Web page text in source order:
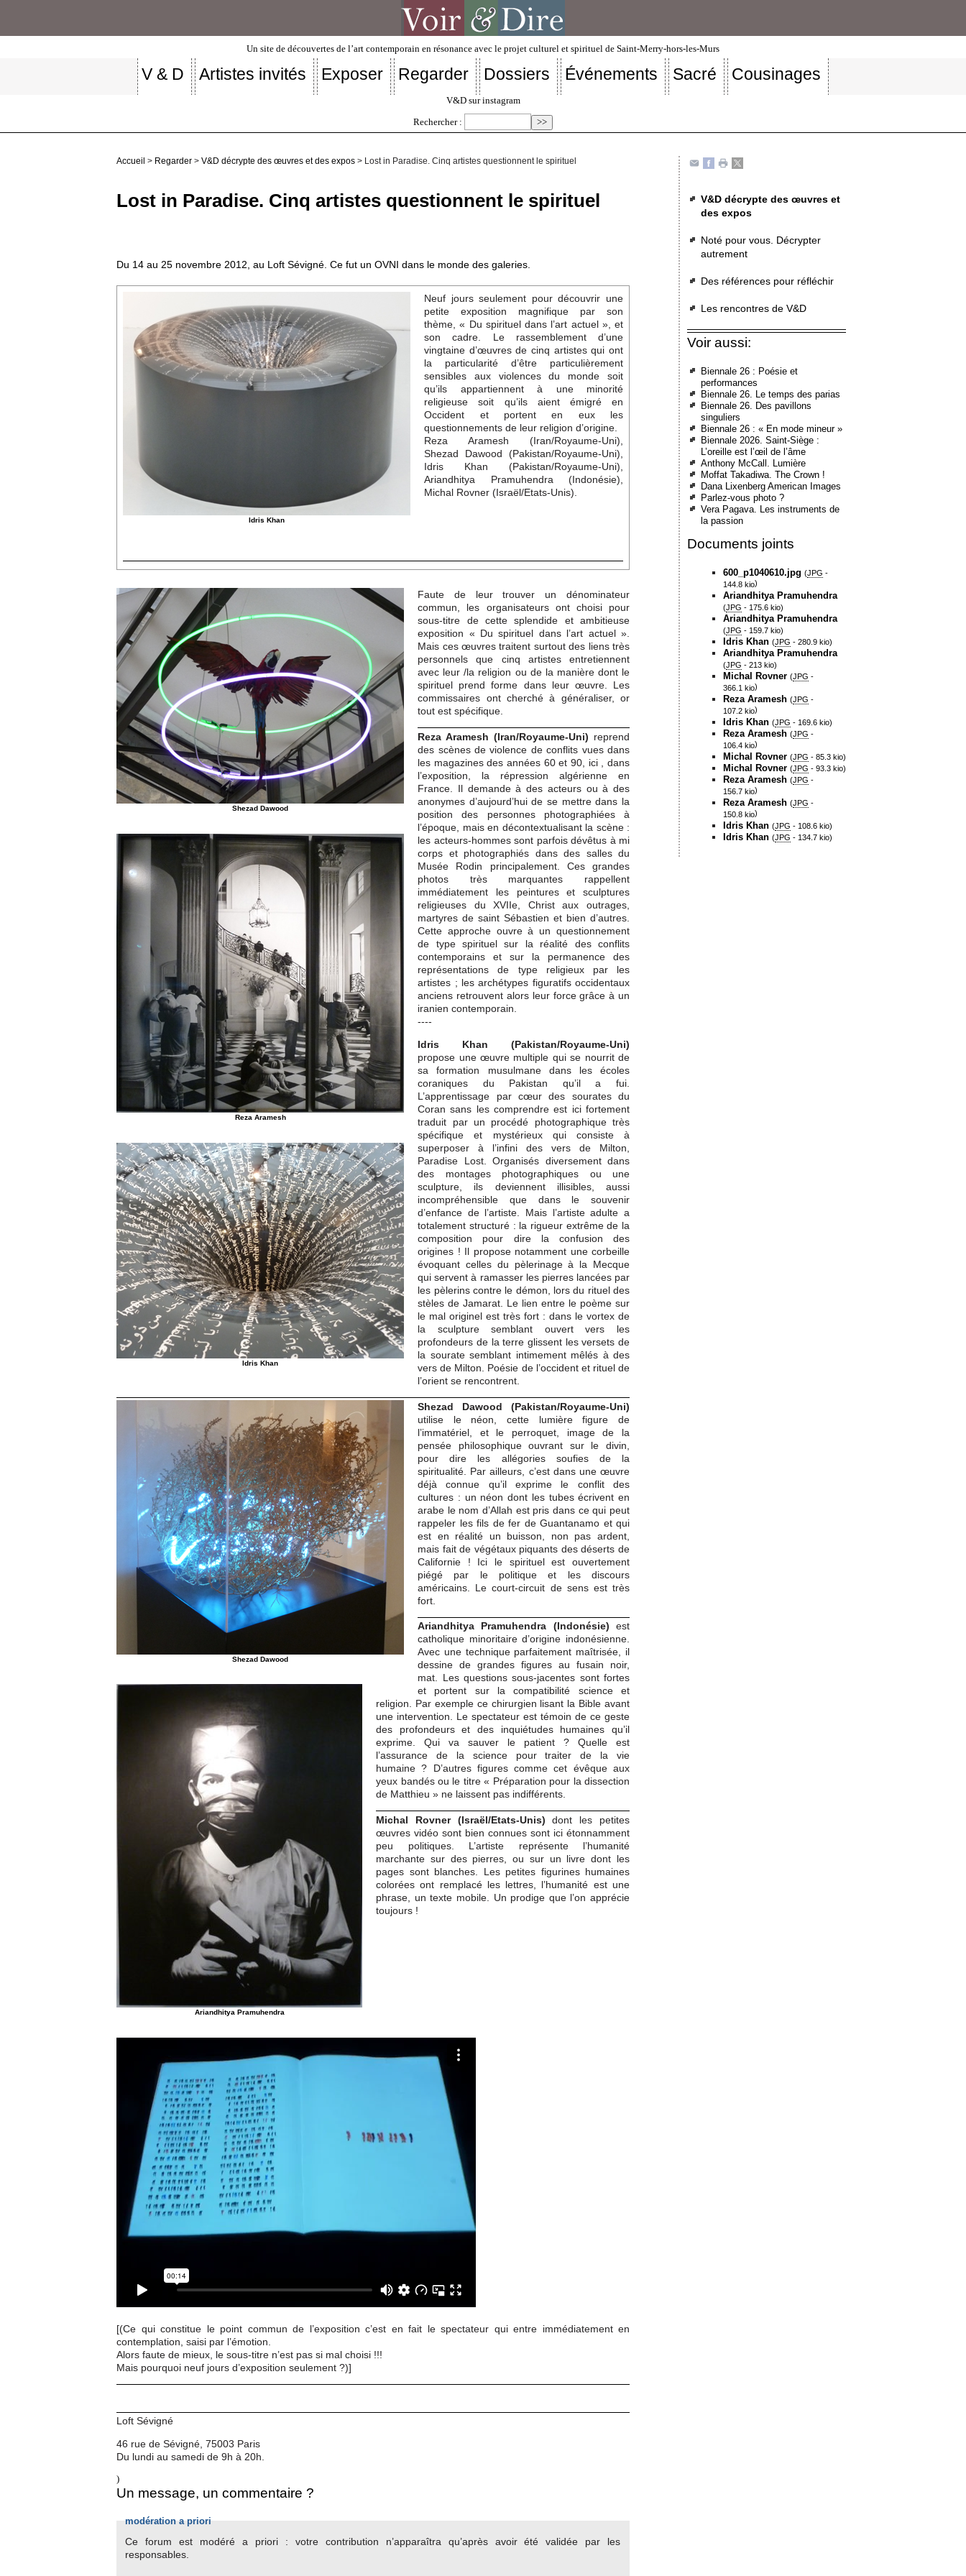
Un site de découvertes de l’art contemporain en résonance avec le projet culturel et spirituel de Saint-Merry-hors-les-Murs
V & D Artistes invités Exposer Regarder Dossiers Événements Sacré Cousinages
V&D sur instagram
Rechercher :
Accueil > Regarder > V&D décrypte des œuvres et des expos > Lost in Paradise. Cinq artistes questionnent le spirituel
Lost in Paradise. Cinq artistes questionnent le spirituel
Du 14 au 25 novembre 2012, au Loft Sévigné. Ce fut un OVNI dans le monde des galeries.
Idris Khan
Neuf jours seulement pour découvrir une
petite exposition magnifique par son
thème, « Du spirituel dans l’art actuel », et
son cadre. Le rassemblement d’une
vingtaine d’œuvres de cinq artistes qui ont
la particularité d’être particulièrement
sensibles aux violences du monde soit
qu’ils appartiennent à une minorité
religieuse soit qu’ils aient émigré en
Occident et portent en eux les
questionnements de leur religion d’origine.
Reza Aramesh (Iran/Royaume-Uni),
Shezad Dawood (Pakistan/Royaume-Uni),
Idris Khan (Pakistan/Royaume-Uni),
Ariandhitya Pramuhendra (Indonésie),
Michal Rovner (Israël/Etats-Unis).
Shezad Dawood
Faute de leur trouver un dénominateur
commun, les organisateurs ont choisi pour
sous-titre de cette splendide et ambitieuse
exposition « Du spirituel dans l’art actuel ».
Mais ces œuvres traitent surtout des liens très
personnels que cinq artistes entretiennent
avec leur /la religion ou de la manière dont le
spirituel prend forme dans leur œuvre. Les
commissaires ont cherché à généraliser, or
tout est spécifique.
Reza Aramesh
Reza Aramesh (Iran/Royaume-Uni) reprend
des scènes de violence de conflits vues dans
les magazines des années 60 et 90, ici , dans
l’exposition, la répression algérienne en
France. Il demande à des acteurs ou à des
anonymes d’aujourd’hui de se mettre dans la
position des personnes photographiées à
l’époque, mais en décontextualisant la scène :
les acteurs-hommes sont parfois dévêtus à mi
corps et photographiés dans des salles du
Musée Rodin principalement. Ces grandes
photos très marquantes rappellent
immédiatement les peintures et sculptures
religieuses du XVIIe, Christ aux outrages,
martyres de saint Sébastien et bien d’autres.
Cette approche ouvre à un questionnement
de type spirituel sur la réalité des conflits
contemporains et sur la permanence des
représentations de type religieux par les
artistes ; les archétypes figuratifs occidentaux
anciens retrouvent alors leur force grâce à un
iranien contemporain.
----
Idris Khan
Idris Khan (Pakistan/Royaume-Uni)
propose une œuvre multiple qui se nourrit de
sa formation musulmane dans les écoles
coraniques du Pakistan qu’il a fui.
L’apprentissage par cœur des sourates du
Coran sans les comprendre est ici fortement
traduit par un procédé photographique très
spécifique et mystérieux qui consiste à
superposer à l’infini des vers de Milton,
Paradise Lost. Organisés diversement dans
des montages photographiques ou une
sculpture, ils deviennent illisibles, aussi
incompréhensible que dans le souvenir
d’enfance de l’artiste. Mais l’artiste adulte a
totalement structuré : la rigueur extrême de la
composition pour dire la confusion des
origines ! Il propose notamment une corbeille
évoquant celles du pèlerinage à la Mecque
qui servent à ramasser les pierres lancées par
les pèlerins contre le démon, lors du rituel des
stèles de Jamarat. Le lien entre le poème sur
le mal originel est très fort : dans le vortex de
la sculpture semblant ouvert vers les
profondeurs de la terre glissent les versets de
la sourate semblant intimement mêlés à des
vers de Milton. Poésie de l’occident et rituel de
l’orient se rencontrent.
Shezad Dawood
Shezad Dawood (Pakistan/Royaume-Uni)
utilise le néon, cette lumière figure de
l’immatériel, et le perroquet, image de la
pensée philosophique ouvrant sur le divin,
pour dire les allégories soufies de la
spiritualité. Par ailleurs, c’est dans une œuvre
déjà connue qu’il exprime le conflit des
cultures : un néon dont les tubes écrivent en
arabe le nom d’Allah est pris dans ce qui peut
rappeler les fils de fer de Guantanamo et qui
est en réalité un buisson, non pas ardent,
mais fait de végétaux piquants des déserts de
Californie ! Ici le spirituel est ouvertement
piégé par le politique et les discours
américains. Le court-circuit de sens est très
fort.
Ariandhitya Pramuhendra
Ariandhitya Pramuhendra (Indonésie) est
catholique minoritaire d’origine indonésienne.
Avec une technique parfaitement maîtrisée, il
dessine de grandes figures au fusain noir,
mat. Les questions sous-jacentes sont fortes
et portent sur la compatibilité science et
religion. Par exemple ce chirurgien lisant la Bible avant
une intervention. Le spectateur est témoin de ce geste
des profondeurs et des inquiétudes humaines qu’il
exprime. Qui va sauver le patient ? Quelle est
l’assurance de la science pour traiter de la vie
humaine ? D’autres figures comme cet évêque aux
yeux bandés ou le titre « Préparation pour la dissection
de Matthieu » ne laissent pas indifférents.
Michal Rovner (Israël/Etats-Unis) dont les petites
œuvres vidéo sont bien connues sont ici étonnamment
peu politiques. L’artiste représente l’humanité
marchante sur des pierres, ou sur un livre dont les
pages sont blanches. Les petites figurines humaines
colorées ont remplacé les lettres, l’humanité est une
phrase, un texte mobile. Un prodige que l’on apprécie
toujours !
[(Ce qui constitue le point commun de l’exposition c’est en fait le spectateur qui entre immédiatement en
contemplation, saisi par l’émotion.
Alors faute de mieux, le sous-titre n’est pas si mal choisi !!!
Mais pourquoi neuf jours d’exposition seulement ?)]
Loft Sévigné
46 rue de Sévigné, 75003 Paris
Du lundi au samedi de 9h à 20h.
)
Un message, un commentaire ?
modération a priori
Ce forum est modéré a priori : votre contribution n’apparaîtra qu’après avoir été validée par les
responsables.
V&D décrypte des œuvres et
des expos
Noté pour vous. Décrypter
autrement
Des références pour réfléchir
Les rencontres de V&D
Voir aussi:
Biennale 26 : Poésie et
performances
Biennale 26. Le temps des parias
Biennale 26. Des pavillons
singuliers
Biennale 26 : « En mode mineur »
Biennale 2026. Saint-Siège :
L’oreille est l’œil de l’âme
Anthony McCall. Lumière
Moffat Takadiwa. The Crown !
Dana Lixenberg American Images
Parlez-vous photo ?
Vera Pagava. Les instruments de
la passion
Documents joints
600_p1040610.jpg (JPG -
144.8 kio)
Ariandhitya Pramuhendra
(JPG - 175.6 kio)
Ariandhitya Pramuhendra
(JPG - 159.7 kio)
Idris Khan (JPG -280.9 kio)
Ariandhitya Pramuhendra
(JPG -213 kio)
Michal Rovner (JPG -
366.1 kio)
Reza Aramesh (JPG -
107.2 kio)
Idris Khan (JPG - 169.6 kio)
Reza Aramesh (JPG -
106.4 kio)
Michal Rovner (JPG -85.3 kio)
Michal Rovner (JPG -93.3 kio)
Reza Aramesh (JPG -
156.7 kio)
Reza Aramesh (JPG -
150.8 kio)
Idris Khan (JPG - 108.6 kio)
Idris Khan (JPG - 134.7 kio)